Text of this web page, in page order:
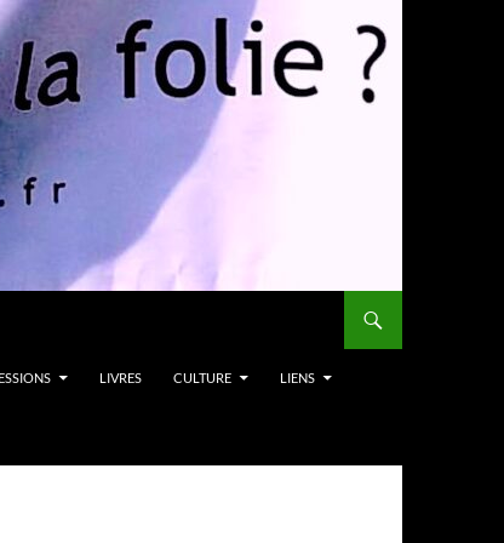
LIVRES CULTURE LIENS